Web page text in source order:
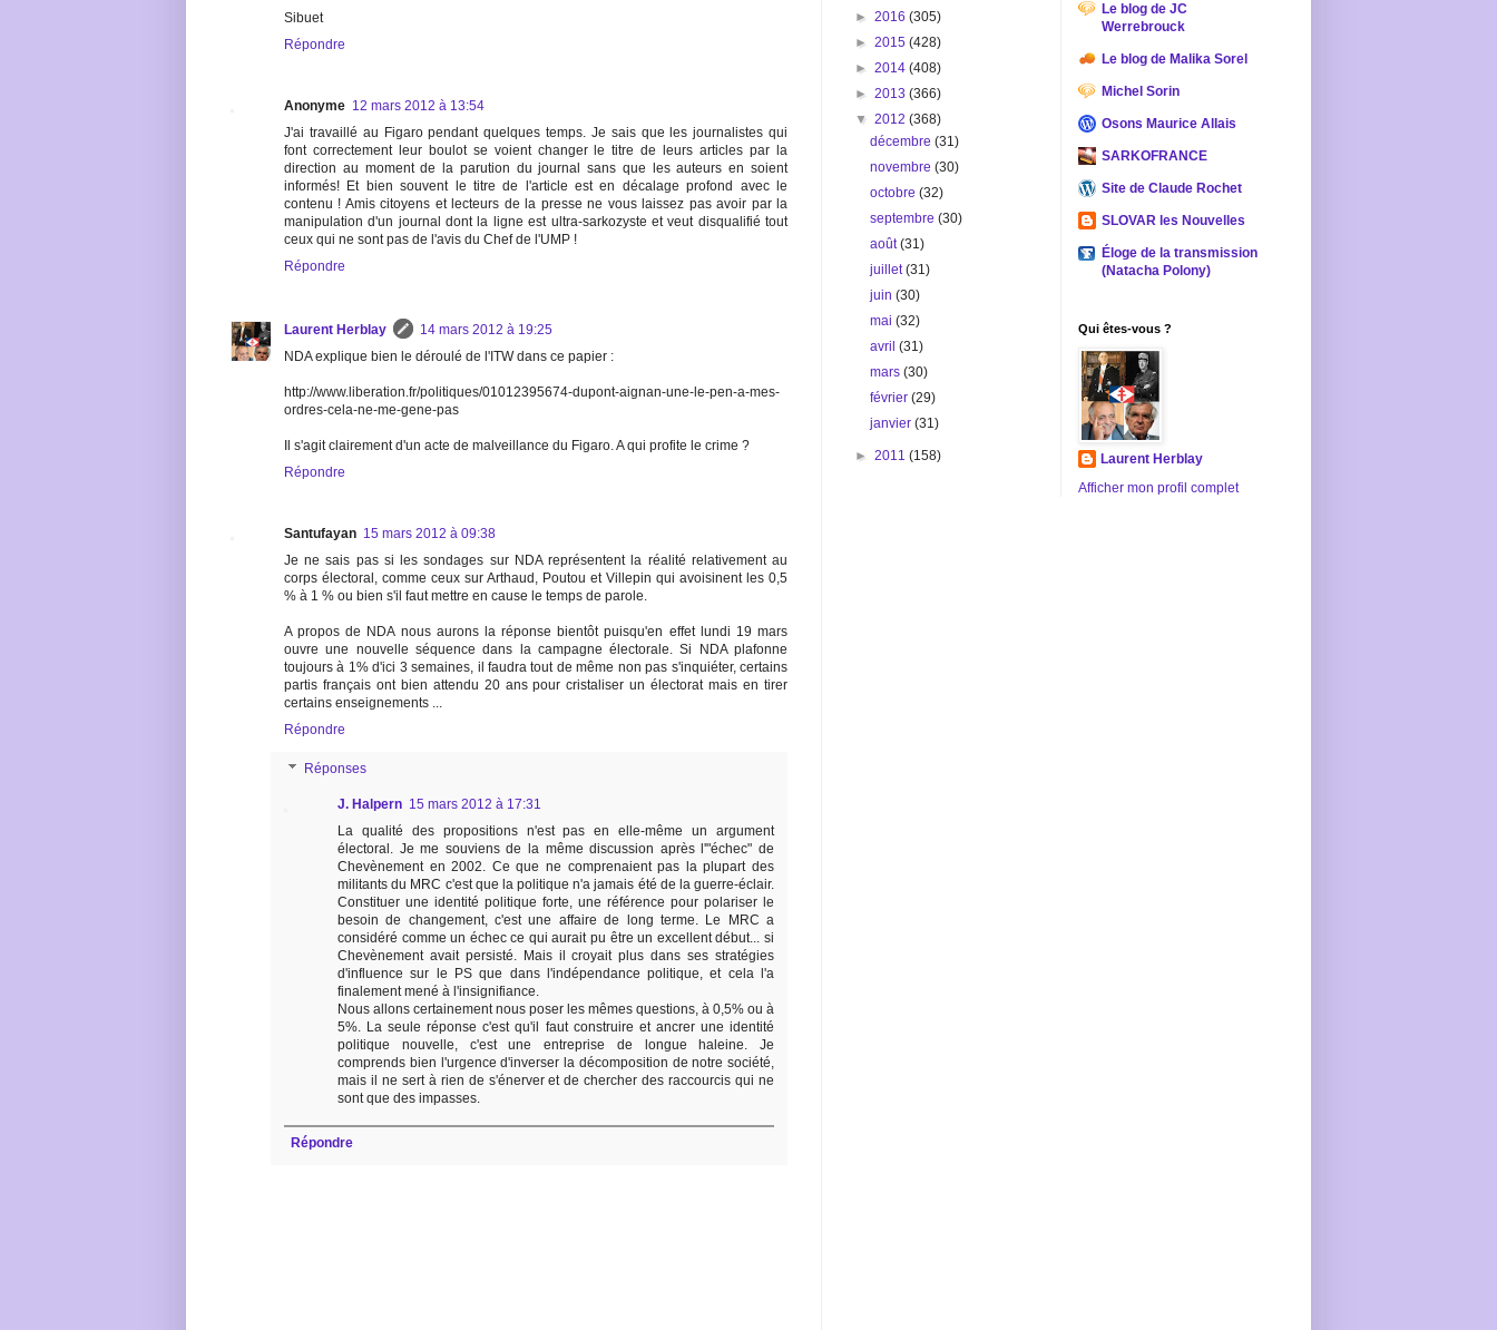
Sibuet
Répondre
Anonyme 12 mars 2012 à 13:54
J'ai travaillé au Figaro pendant quelques temps. Je sais que les journalistes qui
font correctement leur boulot se voient changer le titre de leurs articles par la
direction au moment de la parution du journal sans que les auteurs en soient
informés! Et bien souvent le titre de l'article est en décalage profond avec le
contenu ! Amis citoyens et lecteurs de la presse ne vous laissez pas avoir par la
manipulation d'un journal dont la ligne est ultra-sarkozyste et veut disqualifié tout
ceux qui ne sont pas de l'avis du Chef de l'UMP !
Répondre
Laurent Herblay
14 mars 2012 à 19:25
NDA explique bien le déroulé de l'ITW dans ce papier :
http://www.liberation.fr/politiques/01012395674-dupont-aignan-une-le-pen-a-mes-
ordres-cela-ne-me-gene-pas
Il s'agit clairement d'un acte de malveillance du Figaro. A qui profite le crime ?
Répondre
Santufayan 15 mars 2012 à 09:38
Je ne sais pas si les sondages sur NDA représentent la réalité relativement au
corps électoral, comme ceux sur Arthaud, Poutou et Villepin qui avoisinent les 0,5
% à 1 % ou bien s'il faut mettre en cause le temps de parole.
A propos de NDA nous aurons la réponse bientôt puisqu'en effet lundi 19 mars
ouvre une nouvelle séquence dans la campagne électorale. Si NDA plafonne
toujours à 1% d'ici 3 semaines, il faudra tout de même non pas s'inquiéter, certains
partis français ont bien attendu 20 ans pour cristaliser un électorat mais en tirer
certains enseignements ...
Répondre
Réponses
J. Halpern 15 mars 2012 à 17:31
La qualité des propositions n'est pas en elle-même un argument
électoral. Je me souviens de la même discussion après l'"échec" de
Chevènement en 2002. Ce que ne comprenaient pas la plupart des
militants du MRC c'est que la politique n'a jamais été de la guerre-éclair.
Constituer une identité politique forte, une référence pour polariser le
besoin de changement, c'est une affaire de long terme. Le MRC a
considéré comme un échec ce qui aurait pu être un excellent début... si
Chevènement avait persisté. Mais il croyait plus dans ses stratégies
d'influence sur le PS que dans l'indépendance politique, et cela l'a
finalement mené à l'insignifiance.
Nous allons certainement nous poser les mêmes questions, à 0,5% ou à
5%. La seule réponse c'est qu'il faut construire et ancrer une identité
politique nouvelle, c'est une entreprise de longue haleine. Je
comprends bien l'urgence d'inverser la décomposition de notre société,
mais il ne sert à rien de s'énerver et de chercher des raccourcis qui ne
sont que des impasses.
Répondre
► 2016 (305)
► 2015 (428)
► 2014 (408)
► 2013 (366)
▼ 2012 (368)
décembre(31)
novembre(30)
octobre(32)
septembre(30)
août(31)
juillet(31)
juin(30)
mai(32)
avril(31)
mars(30)
février(29)
janvier(31)
► 2011 (158)
Le blog de JC
Werrebrouck
Le blog de Malika Sorel
Michel Sorin
Osons Maurice Allais
SARKOFRANCE
Site de Claude Rochet
SLOVAR les Nouvelles
Éloge de la transmission
(Natacha Polony)
Qui êtes-vous ?
Laurent Herblay
Afficher mon profil complet